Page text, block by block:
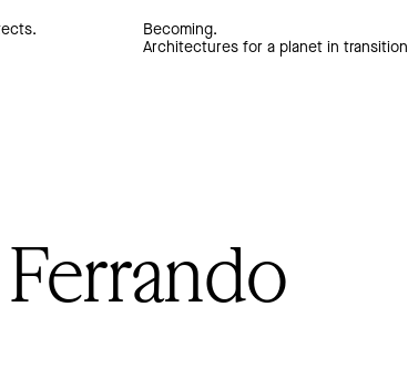
Becoming.
Architectures for a planet in transition